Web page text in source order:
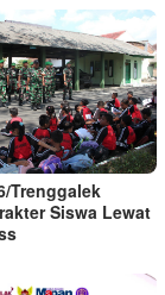
Trenggalek
Siswa Lewat